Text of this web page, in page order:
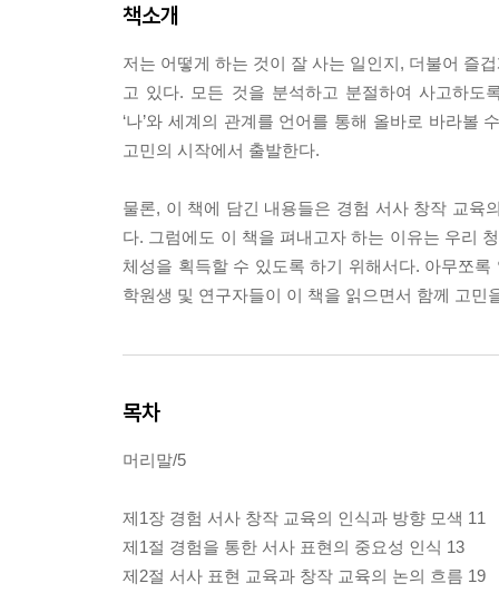
책소개
저는 어떻게 하는 것이 잘 사는 일인지, 더불어 즐
고 있다. 모든 것을 분석하고 분절하여 사고하
‘나’와 세계의 관계를 언어를 통해 올바로 바라
고민의 시작에서 출발한다.
물론, 이 책에 담긴 내용들은 경험 서사 창작 교육
다. 그럼에도 이 책을 펴내고자 하는 이유는 우리
체성을 획득할 수 있도록 하기 위해서다. 아무쪼
학원생 및 연구자들이 이 책을 읽으면서 함께 고민
목차
머리말/5
제1장 경험 서사 창작 교육의 인식과 방향 모색 11
제1절 경험을 통한 서사 표현의 중요성 인식 13
제2절 서사 표현 교육과 창작 교육의 논의 흐름 19